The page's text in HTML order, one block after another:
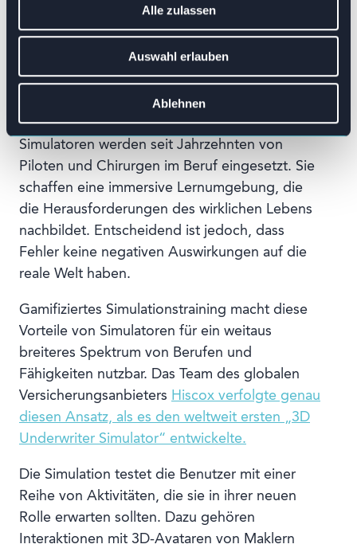
Alle zulassen
Auswahl erlauben
Ablehnen
Vorbereitung. Und genau hier kann das
Simulationstraining helfen, dieses
Ungleichgewicht auszugleichen.
Simulatoren werden seit Jahrzehnten von
Piloten und Chirurgen im Beruf eingesetzt. Sie
schaffen eine immersive Lernumgebung, die
die Herausforderungen des wirklichen Lebens
nachbildet. Entscheidend ist jedoch, dass
Fehler keine negativen Auswirkungen auf die
reale Welt haben.
Gamifiziertes Simulationstraining macht diese
Vorteile von Simulatoren für ein weitaus
breiteres Spektrum von Berufen und
Fähigkeiten nutzbar. Das Team des globalen
Versicherungsanbieters Hiscox verfolgte genau
diesen Ansatz, als es den weltweit ersten „3D
Underwriter Simulator“ entwickelte.
Die Simulation testet die Benutzer mit einer
Reihe von Aktivitäten, die sie in ihrer neuen
Rolle erwarten sollten. Dazu gehören
Interaktionen mit 3D-Avataren von Maklern